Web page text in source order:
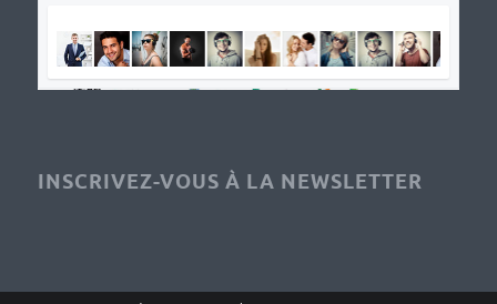
INSCRIVEZ-VOUS À LA NEWSLETTER